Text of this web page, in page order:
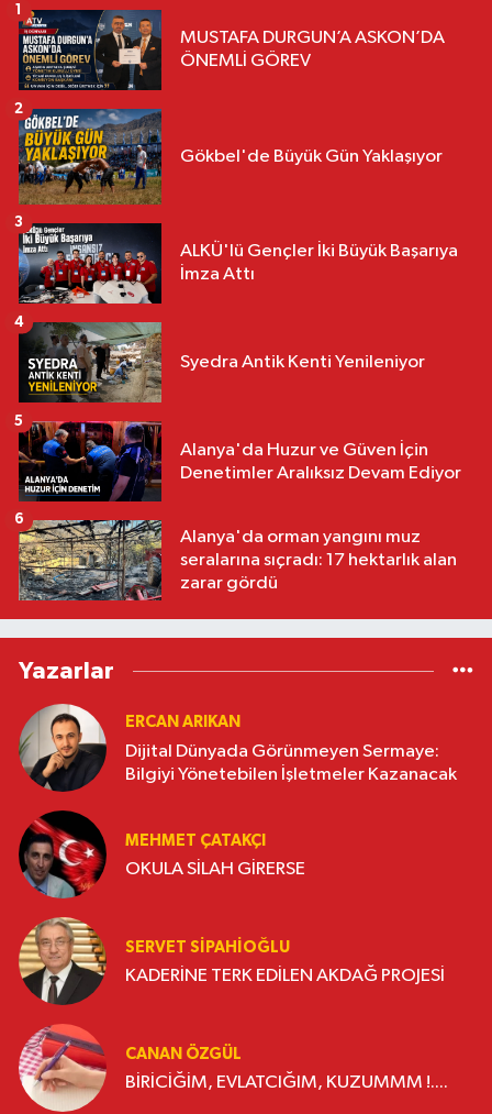
MUSTAFA DURGUN’A ASKON’DA
ÖNEMLİ GÖREV
1
Gökbel'de Büyük Gün Yaklaşıyor
2
ALKÜ'lü Gençler İki Büyük Başarıya
İmza Attı
3
Syedra Antik Kenti Yenileniyor
4
Alanya'da Huzur ve Güven İçin
Denetimler Aralıksız Devam Ediyor
5
Alanya'da orman yangını muz
seralarına sıçradı: 17 hektarlık alan
zarar gördü
6
Yazarlar
ERCAN ARIKAN
Dijital Dünyada Görünmeyen Sermaye:
Bilgiyi Yönetebilen İşletmeler Kazanacak
MEHMET ÇATAKÇI
OKULA SİLAH GİRERSE
SERVET SİPAHİOĞLU
KADERİNE TERK EDİLEN AKDAĞ PROJESİ
CANAN ÖZGÜL
BİRİCİĞİM, EVLATCIĞIM, KUZUMMM !....